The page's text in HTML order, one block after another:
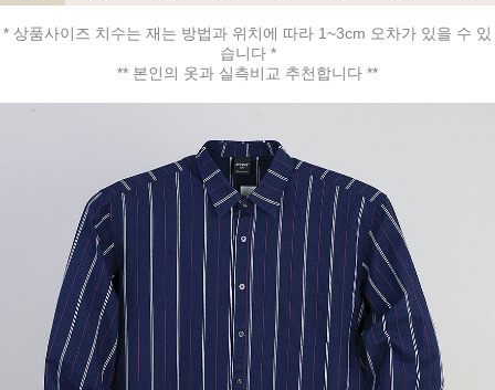
페이코 ID로 페
PAYCO 바로구매
* 상품사이즈 치수는 재는 방법과 위치에 따라 1~3cm 오차가 있을 수 있
습니다 *
** 본인의 옷과 실측비교 추천합니다 **